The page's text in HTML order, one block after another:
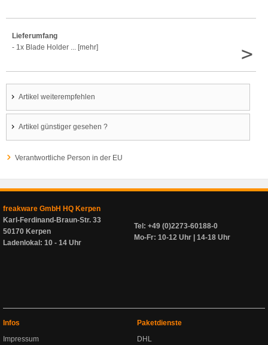
Lieferumfang
- 1x Blade Holder ... [mehr]
>
Artikel weiterempfehlen
Artikel günstiger gesehen ?
Verantwortliche Person in der EU
freakware GmbH HQ Kerpen
Karl-Ferdinand-Braun-Str. 33
50170 Kerpen
Ladenlokal: 10 - 14 Uhr
Tel: +49 (0)2273-60188-0
Mo-Fr: 10-12 Uhr | 14-18 Uhr
Infos
Impressum
Paketdienste
DHL